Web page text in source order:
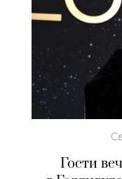
Гости